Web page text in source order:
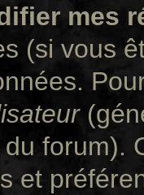
mes
(si vous
forum).
et